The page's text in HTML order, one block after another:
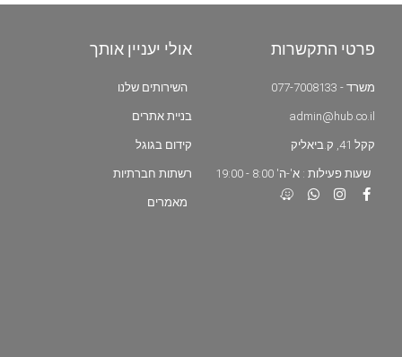
פרטי התקשרות
משרד - 077-7008133
admin@hub.co.il
קקל 41, ק.ביאליק
שעות פעילות : א'-ה' 8:00 - 19:00
אולי יעניין אותך
השירותים שלנו
בניית אתרים
קידום בגוגל
רשתות חברתיות
מאמרים